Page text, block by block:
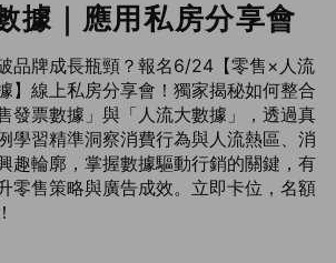
據｜應用私房分享會
品牌成長瓶頸？報名6/24【零售×人流
】線上私房分享會！獨家揭秘如何整合
售發票數據」與「人流大數據」，透過真
學習精準洞察消費行為與人流熱區、消
趣輪廓，掌握數據驅動行銷的關鍵，有
零售策略與廣告成效。立即卡位，名額